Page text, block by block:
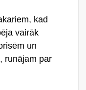
kad
vairāk
un
runājam par